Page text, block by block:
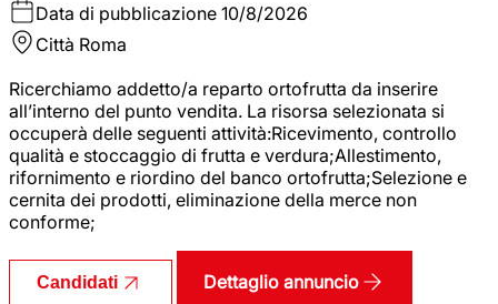
Data di pubblicazione 10/8/2026
Città Roma
Ricerchiamo addetto/a reparto ortofrutta da inserire
all’interno del punto vendita. La risorsa selezionata si
occuperà delle seguenti attività:Ricevimento, controllo
qualità e stoccaggio di frutta e verdura;Allestimento,
rifornimento e riordino del banco ortofrutta;Selezione e
cernita dei prodotti, eliminazione della merce non
conforme;
Candidati Dettaglio annuncio